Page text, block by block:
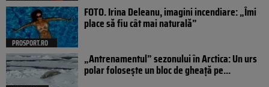
PROSPORT.RO
FOTO. Irina Deleanu, imagini incendiare: „Îmi
place să fiu cât mai naturală”
„Antrenamentul” sezonului în Arctica: Un urs
polar folosește un bloc de gheață pe...